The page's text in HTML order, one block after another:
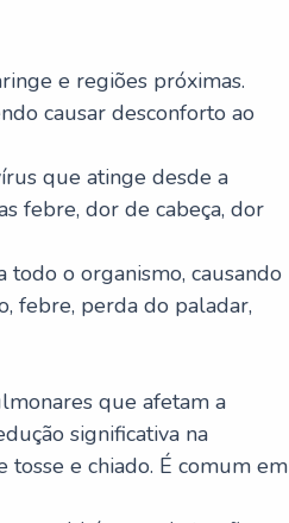
e regiões próximas.
causar desconforto ao
que atinge desde a
febre, dor de cabeça, dor
o organismo, causando
febre, perda do paladar,
que afetam a
significativa na
tosse e chiado. É comum em